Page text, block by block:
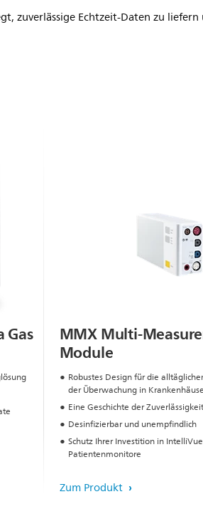
zuverlässige Echtzeit-Daten zu liefern
Gas MMX Multi-
Module
Robustes Design für die
der Überwachung in
Eine Geschichte der
Desinfizierbar und unempfindlich
Schutz Ihrer Investition in IntelliVue
Patientenmonitore
Zum Produkt